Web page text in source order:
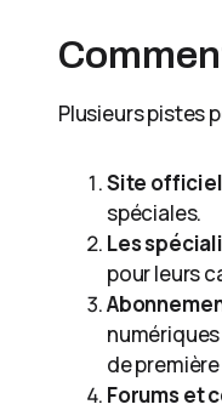
Plusieurs pistes
Site
spéciales.
Les
pour leurs
de
Forums et